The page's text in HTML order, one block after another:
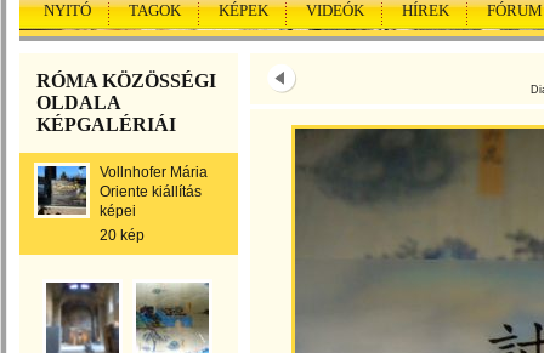
NYITÓ TAGOK KÉPEK VIDEÓK HÍREK FÓRUM
RÓMA KÖZÖSSÉGI
OLDALA
KÉPGALÉRIÁI
Vollnhofer Mária
Oriente kiállítás
képei
20 kép